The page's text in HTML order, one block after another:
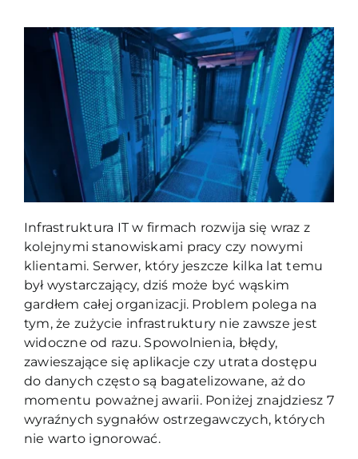
Kontakt
Infrastruktura IT w firmach rozwija się wraz z
kolejnymi stanowiskami pracy czy nowymi
klientami. Serwer, który jeszcze kilka lat temu
był wystarczający, dziś może być wąskim
gardłem całej organizacji. Problem polega na
tym, że zużycie infrastruktury nie zawsze jest
widoczne od razu. Spowolnienia, błędy,
zawieszające się aplikacje czy utrata dostępu
do danych często są bagatelizowane, aż do
momentu poważnej awarii. Poniżej znajdziesz 7
wyraźnych sygnałów ostrzegawczych, których
nie warto ignorować.